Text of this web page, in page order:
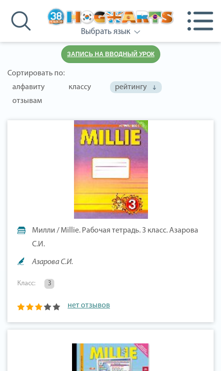
Выбрать язык
ЗАПИСЬ НА ВВОДНЫЙ УРОК
Сортировать по:
алфавиту
классу
рейтингу
отзывам
Милли / Millie. Рабочая тетрадь. 3 класс. Азарова
С.И.
Азарова С.И.
Класс: 3
нет отзывов